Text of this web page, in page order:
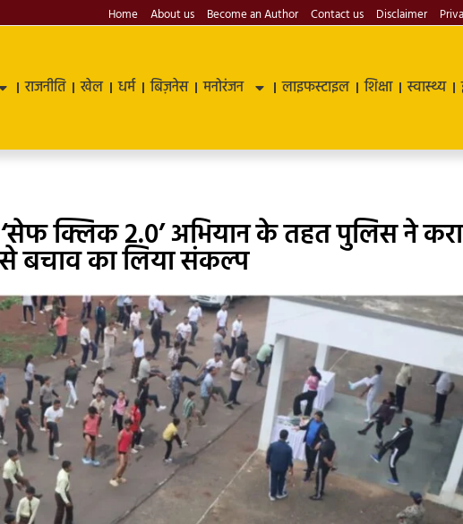
Home About us Become an Author Contact us Disclaimer
राजनीति खेल धर्म बिज़नेस मनोरंजन लाइफस्टाइल शिक्षा स्वास्थ्य
‘सेफ क्लिक 2.0’ अभियान के तहत पुलिस ने
बचाव का लिया संकल्प